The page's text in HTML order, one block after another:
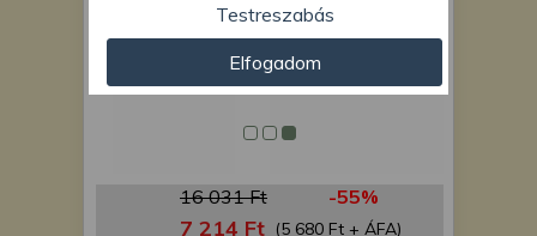
16 031 Ft -55%
7 214 Ft (5 680 Ft + ÁFA)
személyre szabott hirdetések és
tartalom nyújtásához, hirdetés- és
tartalomméréshez, nézettségi adatok
gyűjtéséhez, valamint termékek
javításához. Az Ön engedélyével mi és a
módszerrel szerzett pontos geolokációs
adatokat és azonosítási információkat
Testreszabás
Elfogadom